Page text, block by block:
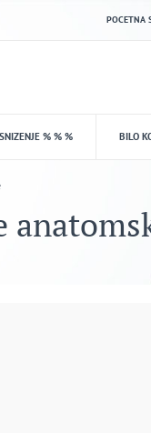
POCETNA
% % % BILO